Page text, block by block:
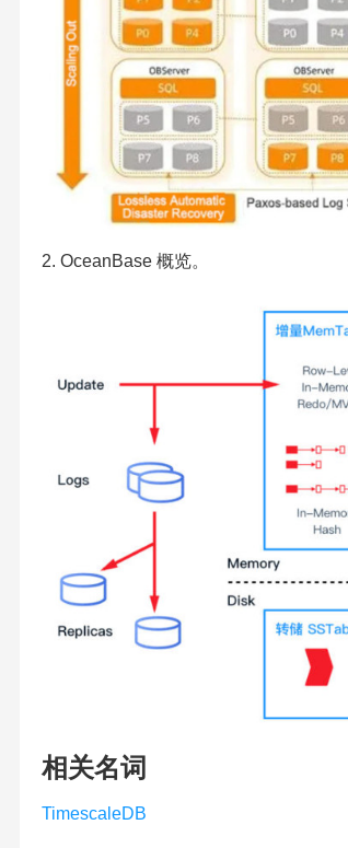
2. OceanBase 概览。
相关名词
TimescaleDB